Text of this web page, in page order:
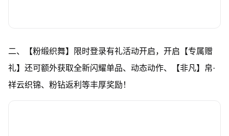
二、【粉缎织舞】限时登录有礼活动开启，开启【专属赠
礼】还可额外获取全新闪耀单品、动态动作、【非凡】帛·
祥云织锦、粉钻返利等丰厚奖励！